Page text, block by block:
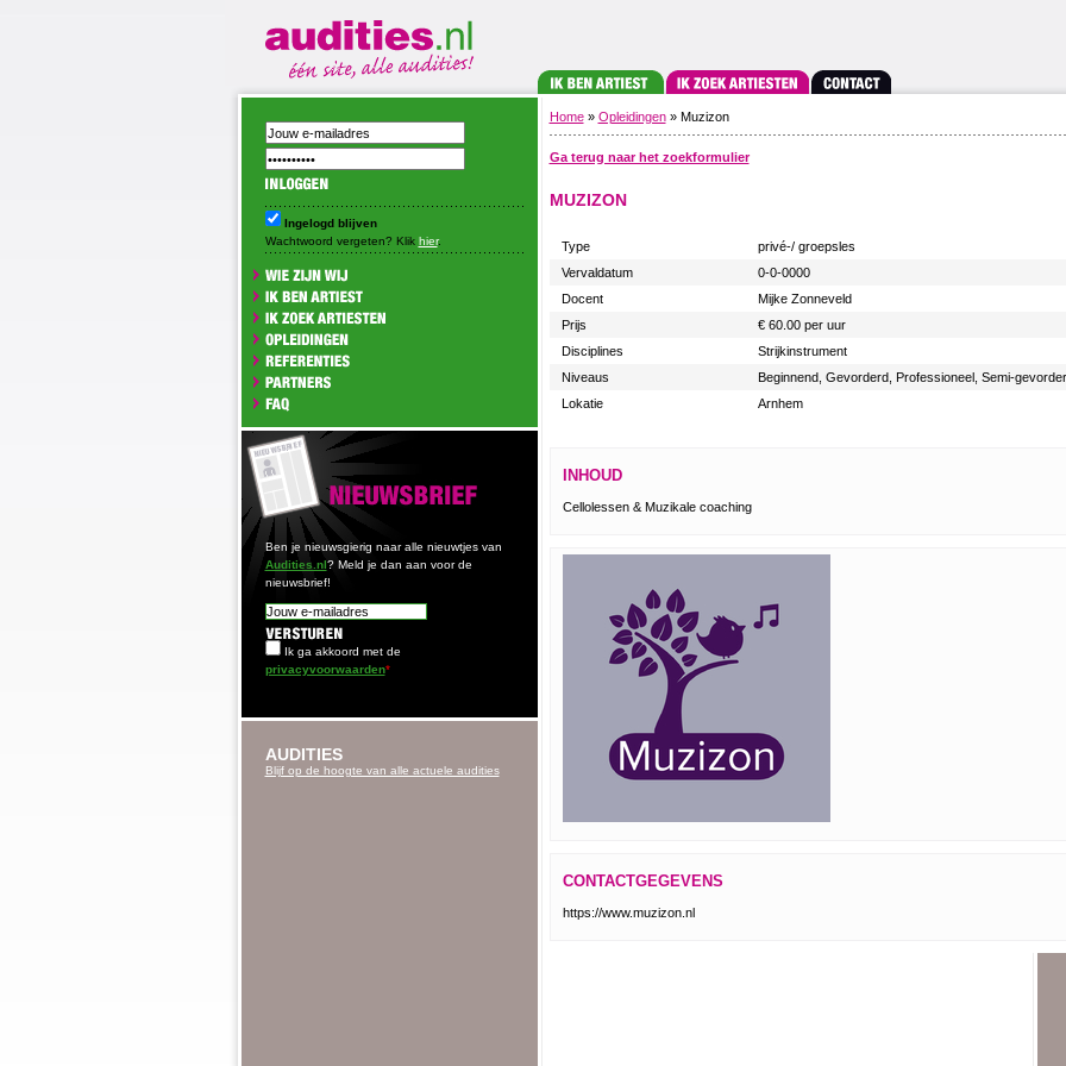
Ingelogd blijven
Wachtwoord vergeten? Klik hier.
Ben je nieuwsgierig naar alle nieuwtjes van
Audities.nl? Meld je dan aan voor de
nieuwsbrief!
Ik ga akkoord met de
privacyvoorwaarden*
AUDITIES
Blijf op de hoogte van alle actuele audities
Home » Opleidingen » Muzizon
Ga terug naar het zoekformulier
MUZIZON
Type
privé-/ groepsles
Vervaldatum
0-0-0000
Docent
Mijke Zonneveld
Prijs
€ 60.00 per uur
Disciplines
Strijkinstrument
Niveaus
Beginnend, Gevorderd, Professioneel, Semi-
Lokatie
Arnhem
INHOUD
Cellolessen & Muzikale coaching
CONTACTGEGEVENS
https://www.muzizon.nl